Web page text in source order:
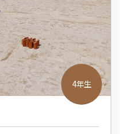
4年生